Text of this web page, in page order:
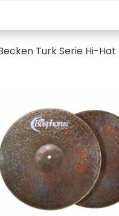
Turk Serie Hi-Hat